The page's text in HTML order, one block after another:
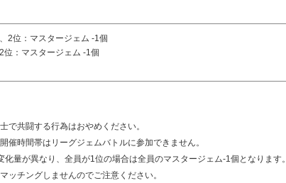
2位：マスタージェム -1個
：マスタージェム -1個
で共闘する行為はおやめください。
催時間帯はリーグジェムバトルに参加できません。
量が異なり、全員が1位の場合は全員のマスタージェム-1個となります。
ッチングしませんのでご注意ください。